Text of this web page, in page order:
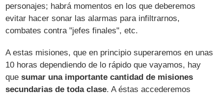
personajes; habrá momentos en los que deberemos
evitar hacer sonar las alarmas para infiltrarnos,
combates contra "jefes finales", etc.
A estas misiones, que en principio superaremos en unas
10 horas dependiendo de lo rápido que vayamos, hay
quesumar una importante cantidad de misiones
secundarias de toda clase. A éstas accederemos